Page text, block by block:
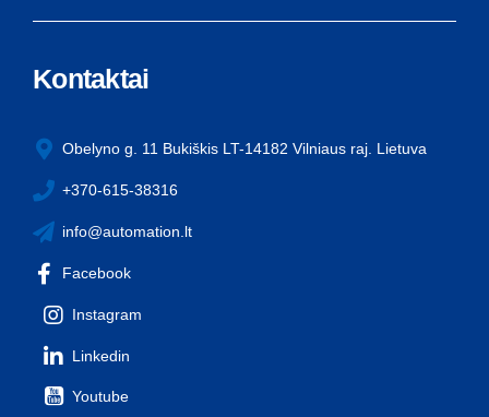
Kontaktai
Obelyno g. 11 Bukiškis LT-14182 Vilniaus raj. Lietuva
+370-615-38316
info@automation.lt
Facebook
Instagram
Linkedin
Youtube